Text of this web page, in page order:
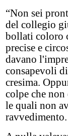
“Non sei
del collegio
bollati coloro
precise e
davano
consapevoli
cresima.
colpe che non
le quali non
ravvedimento.